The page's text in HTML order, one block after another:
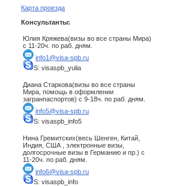
Карта проезда
Консультанты:
Юлия Кряжева(визы во все страны Мира)
с 11-20ч. по раб. дням.
info1@visa-spb.ru
S: visaspb_yulia
Диана Старкова(визы во все страны
Мира, помощь в оформлении
загранпаспортов) с 9-18ч. по раб. дням.
info5@visa-spb.ru
S: visaspb_info5
Нина Гремитских(весь Шенген, Китай,
Индия, США , электронные визы,
долгосрочные визы в Германию и пр.) с
11-20ч. по раб. дням.
info6@visa-spb.ru
S: visaspb_info